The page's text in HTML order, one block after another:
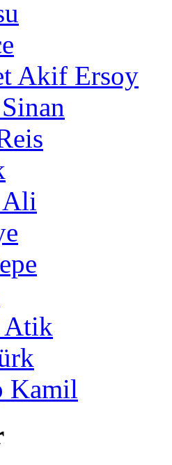
Akif Ersoy
Ali
Atik
Kamil